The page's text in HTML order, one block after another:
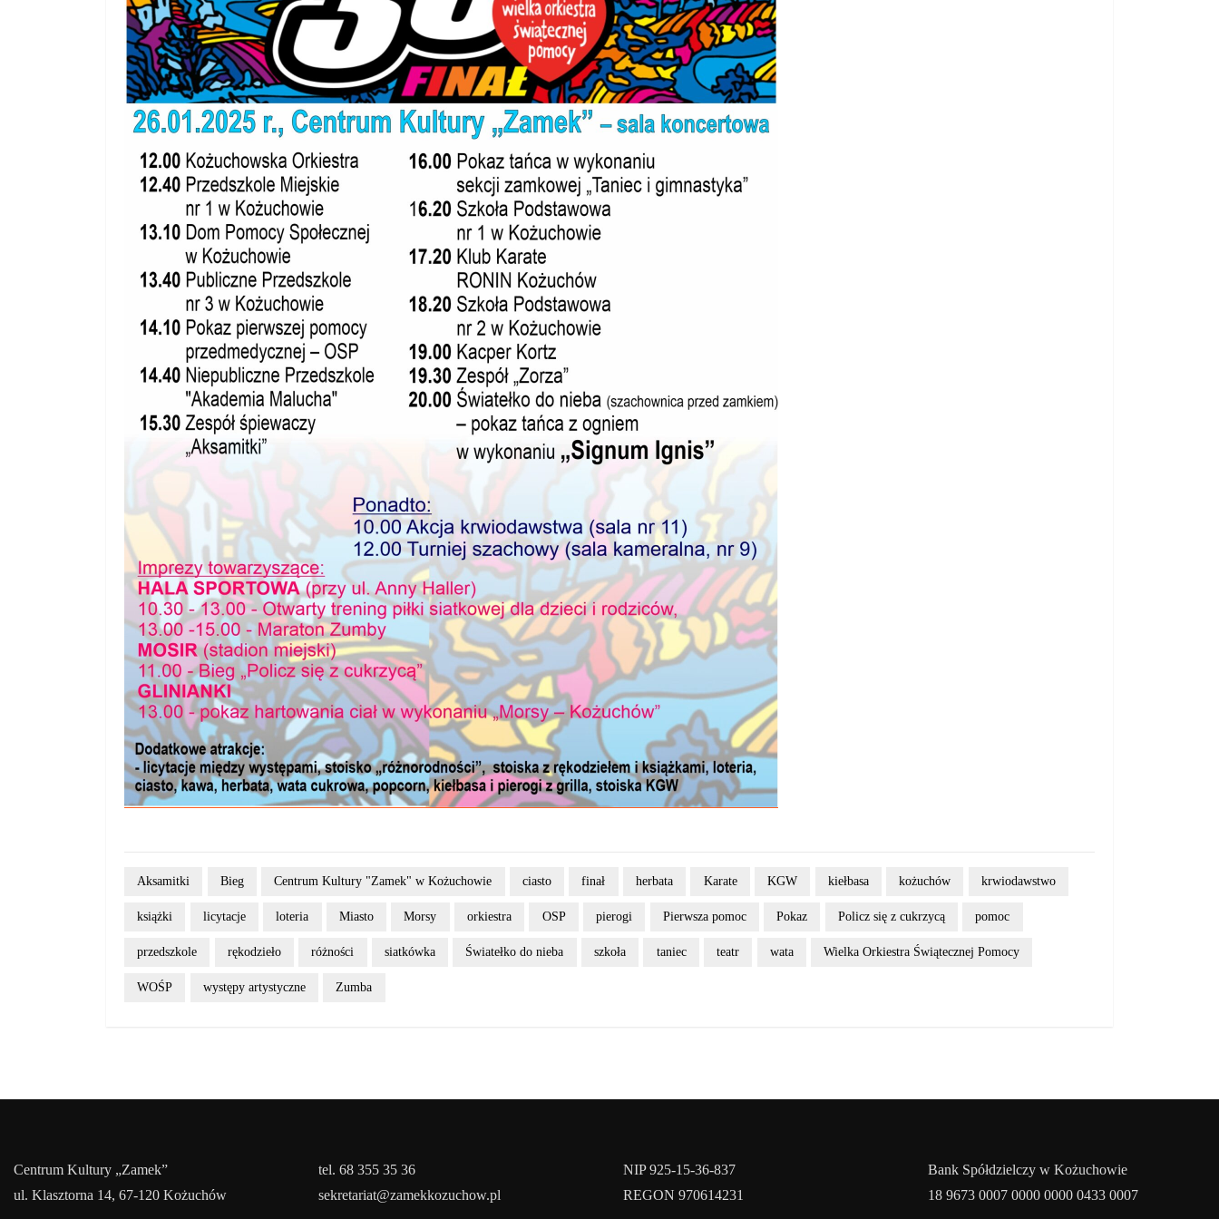
Aksamitki Bieg Centrum Kultury "Zamek" w Kożuchowie ciasto finał herbata Karate KGW kiełbasa kożuchów krwiodawstwo
książki licytacje loteria Miasto Morsy orkiestra OSP pierogi Pierwsza pomoc Pokaz Policz się z cukrzycą pomoc
przedszkole rękodzieło różności siatkówka Światełko do nieba szkoła taniec teatr wata Wielka Orkiestra Świątecznej Pomocy
WOŚP występy artystyczne Zumba
Centrum Kultury „Zamek”
ul. Klasztorna 14, 67-120 Kożuchów
tel. 68 355 35 36
sekretariat@zamekkozuchow.pl
NIP 925-15-36-837
REGON 970614231
Bank Spółdzielczy w Kożuchowie
18 9673 0007 0000 0000 0433 0007